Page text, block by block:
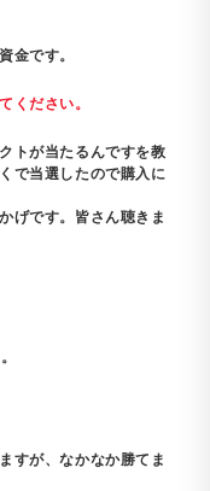
金です。
ください。
トが当たるんですを教
で当選したので購入に
げです。皆さん聴きま
すが、なかなか勝てま